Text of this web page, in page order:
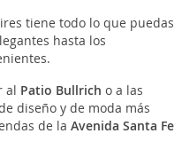
tiene todo lo que puedas
hasta los
al Patio Bullrich o a las
diseño y de moda más
de la Avenida Santa Fe